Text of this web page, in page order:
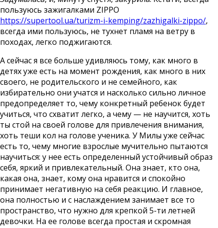
пользуюсь зажигалками ZIPPO
https://supertool.ua/turizm-i-kemping/zazhigalki-zippo/,
всегда ими пользуюсь, не тухнет пламя на ветру в
походах, легко поджигаются.
А сейчас я все больше удивляюсь тому, как много в
детях уже есть на момент рождения, как много в них
своего, не родительского и не семейного, как
избирательно они учатся и насколько сильно личное
предопределяет то, чему конкретный ребенок будет
учиться, что схватит легко, а чему — не научится, хоть
ты стой на своей голове для привлечения внимания,
хоть теши кол на голове ученика. У Милы уже сейчас
есть то, чему многие взрослые мучительно пытаются
научиться: у нее есть определенный устойчивый образ
себя, яркий и привлекательный. Она знает, кто она,
какая она, знает, кому она нравится и спокойно
принимает негативную на себя реакцию. И главное,
она полностью и с наслаждением занимает все то
пространство, что нужно для крепкой 5-ти летней
девочки. На ее голове всегда простая и скромная